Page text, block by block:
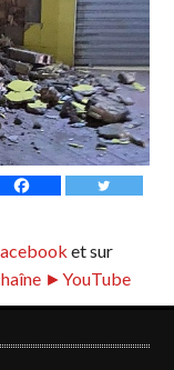
et sur
►YouTube